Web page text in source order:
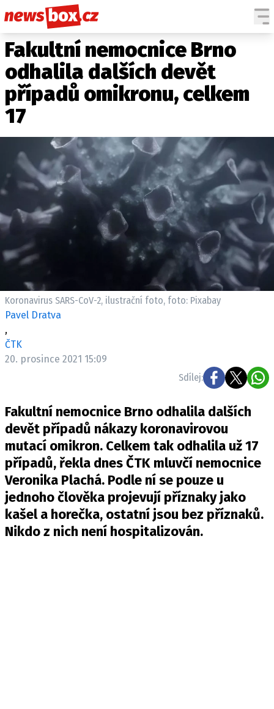
DOMÁCÍ
ZAHRANIČÍ
POČASÍ
KRIMI
EKONOMIKA
SPOLEČNOST
SPORT
ČESKÉ CELEBRITY
SVĚTOVÉ CELEBRITY
SLEDUJTE NÁS NA|
Máte příběh, fotku nebo video?
Pošlete e-mail na newsbox.cz
OSOBNÍ ÚDAJE / COOKIES
VOLNÁ MÍSTA
Provozovatelem serveru newsbox.cz je
INCORP MEDIA GROUP s.r.o., IČ: 118 23 054
Fakultní nemocnice Brno
odhalila dalších devět
případů omikronu, celkem
17
Koronavirus SARS-CoV-2, ilustrační foto, foto: Pixabay
Pavel Dratva
,
ČTK
20. prosince 2021 15:09
Sdílej:
Fakultní nemocnice Brno odhalila dalších
devět případů nákazy koronavirovou
mutací omikron. Celkem tak odhalila už 17
případů, řekla dnes ČTK mluvčí nemocnice
Veronika Plachá. Podle ní se pouze u
jednoho člověka projevují příznaky jako
kašel a horečka, ostatní jsou bez příznaků.
Nikdo z nich není hospitalizován.